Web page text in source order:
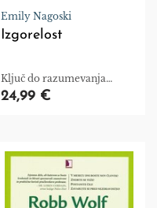
Emily Nagoski
Izgorelost
Ključ do razumevanja
stresnega cikla
24,99 €